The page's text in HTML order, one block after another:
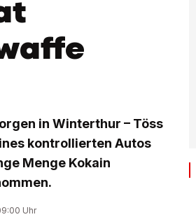
in Winterthur – Töss
kontrollierten Autos
Menge Kokain
Uhr